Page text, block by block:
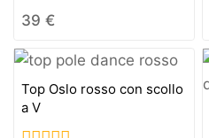
5.00
39 €
Top Oslo rosso con scollo
a V